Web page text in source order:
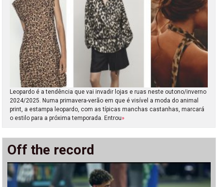
Leopardo é a tendência que vai invadir lojas e ruas neste outono/inverno
2024/2025. Numa primavera-verão em que é visível a moda do animal
print, a estampa leopardo, com as típicas manchas castanhas, marcará
o estilo para a próxima temporada. Entrou»
Off the record